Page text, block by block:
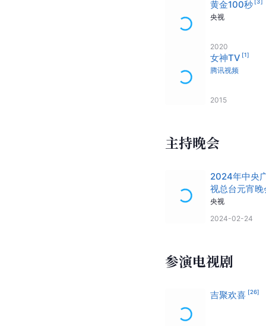
黄金100秒
央视
2020
女神TV [1]
腾讯视频
2015
主持晚会
2024年中央
视总台元宵晚
央视
2024-02-24
参演电视剧
吉聚欢喜 [26]